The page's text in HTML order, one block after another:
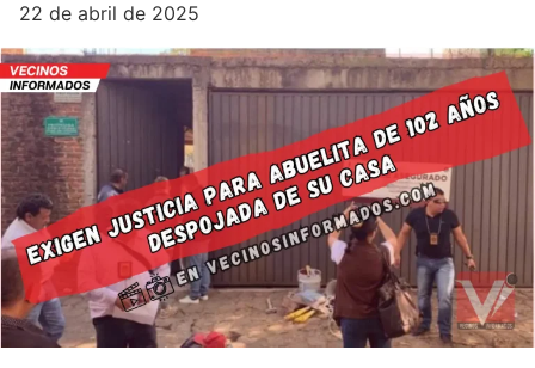
22 de abril de 2025